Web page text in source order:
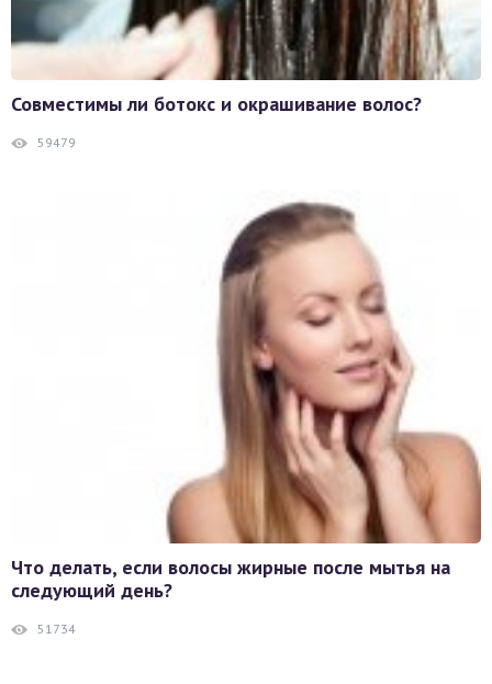
Совместимы ли ботокс и окрашивание волос?
59479
Что делать, если волосы жирные после мытья на
следующий день?
51734